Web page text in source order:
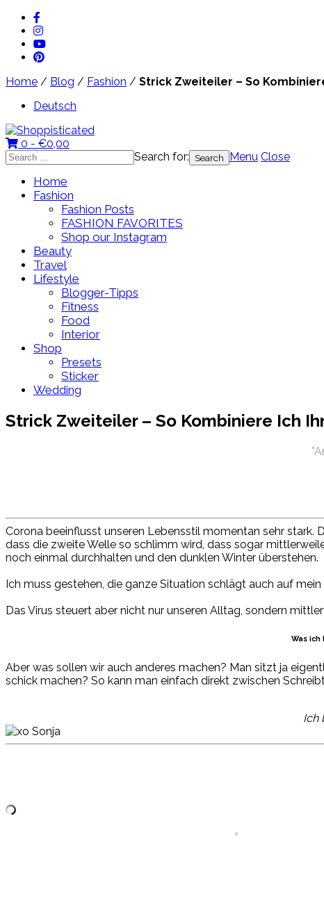
Home / Blog / Fashion / Strick Zweiteiler – So
Deutsch
0 - €0,00
Search for:
Menu Close
Home
Fashion
Fashion Posts
FASHION FAVORITES
Shop our Instagram
Beauty
Travel
Lifestyle
Blogger-Tipps
Fitness
Food
Interior
Shop
Presets
Sticker
Wedding
Strick Zweiteiler – So Kombiniere Ich
Corona beeinflusst unseren Lebensstil momentan sehr
dass die zweite Welle so schlimm wird, dass sogar
noch einmal durchhalten und den dunklen Winter überstehen.
Ich muss gestehen, die ganze Situation schlägt auch auf
Das Virus steuert aber nicht nur unseren Alltag, sondern
Was
Aber was sollen wir auch anderes machen? Man sitzt ja
schick machen? So kann man einfach direkt zwischen
Ich